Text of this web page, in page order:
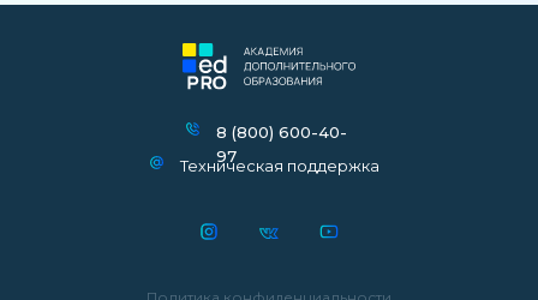
8 (800) 600-40-
97
Техническая поддержка